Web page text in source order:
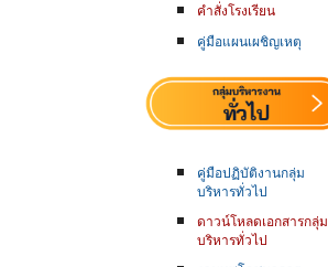
คำสั่งโรงเรียน
คู่มือแผนเผชิญเหตุ
คู่มือปฏิบัติงานกลุ่ม
บริหารทั่วไป
ดาวน์โหลดเอกสารกลุ่ม
บริหารทั่วไป